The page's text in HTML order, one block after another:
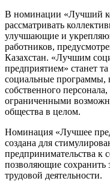
В номинации «Лучший
рассматривать
улучшающие и
работников,
Казахстан. «Лучшим
предприятием» станет
социальные программы,
собственного
ограниченными
общества в целом.
Номинация «Лучшее
создана для
предпринимательства к
позволяющие сохранить
трудовой деятельности.